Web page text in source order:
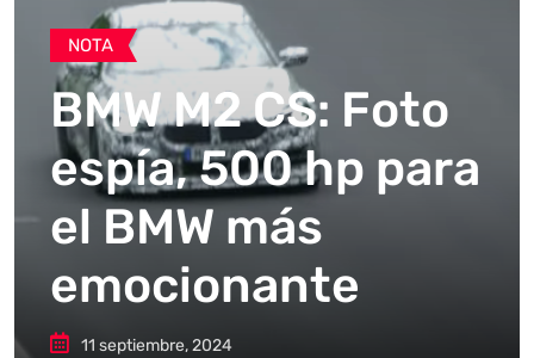
NOTA
BMW M2 CS: Foto
espía, 500 hp para
el BMW más
emocionante
11 septiembre, 2024